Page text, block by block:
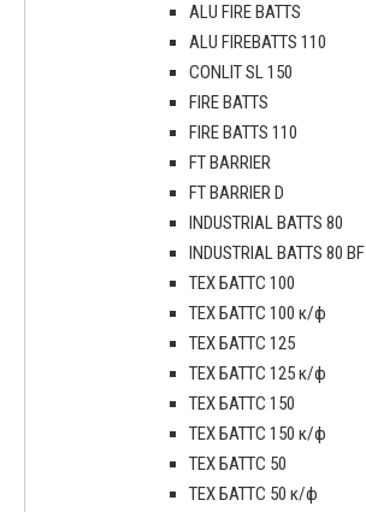
ALU FIRE BATTS
ALU FIREBATTS 110
CONLIT SL 150
FIRE BATTS
FIRE BATTS 110
FT BARRIER
FT BARRIER D
INDUSTRIAL BATTS 80
INDUSTRIAL BATTS 80 BF
ТЕХ БАТТС 100
ТЕХ БАТТС 100 к/ф
ТЕХ БАТТС 125
ТЕХ БАТТС 125 к/ф
ТЕХ БАТТС 150
ТЕХ БАТТС 150 к/ф
ТЕХ БАТТС 50
ТЕХ БАТТС 50 к/ф